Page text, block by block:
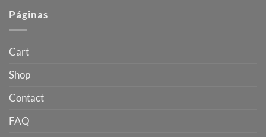
Páginas
Cart
Shop
Contact
FAQ